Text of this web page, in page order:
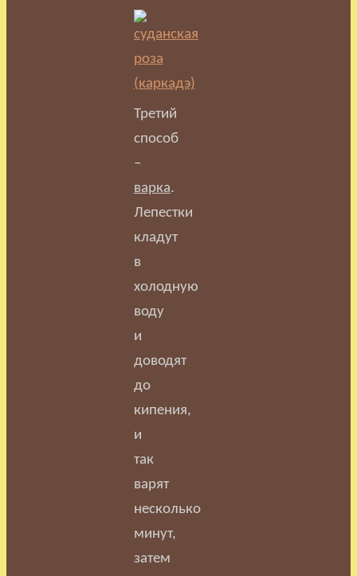
Третий
способ
–
варка.
Лепестки
кладут
в
холодную
воду
и
доводят
до
кипения,
и
так
варят
несколько
минут,
затем